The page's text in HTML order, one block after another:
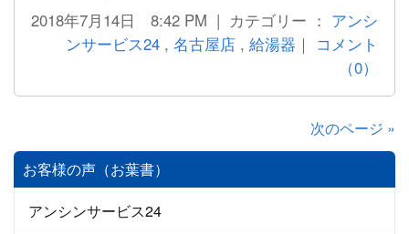
2018年7月14日 8:42 PM | カテゴリー ： アンシ
ンサービス24 , 名古屋店 , 給湯器 ｜ コメント
（0）
次のページ »
お客様の声（お葉書）
アンシンサービス24